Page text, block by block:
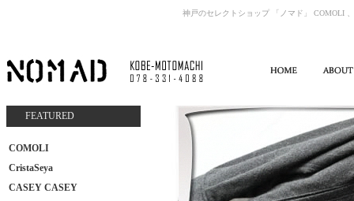
神戸のセレクトショップ 「ノマド」 COMOLI
FEATURED
COMOLI
CristaSeya
CASEY CASEY